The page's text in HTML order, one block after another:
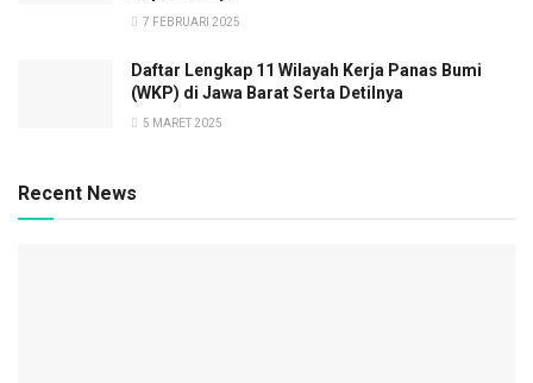
7 FEBRUARI 2025
Daftar Lengkap 11 Wilayah Kerja Panas Bumi
(WKP) di Jawa Barat Serta Detilnya
5 MARET 2025
Recent News